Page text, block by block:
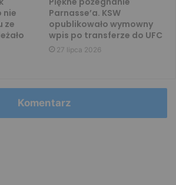
nie
ze
Parnasse’a. KSW
opublikowało wymowny
wpis po transferze do UFC
27 lipca 2026
Komentarz